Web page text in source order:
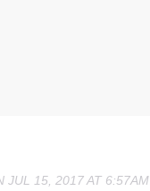
JUL 15, 2017 AT 6:57AM PDT